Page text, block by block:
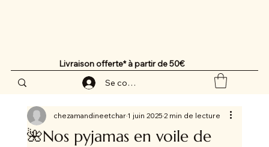
Livraison offerte* à partir de 50€
Se connecter
🌺Nos pyjamas en voile de
chezamandineetchar1 juin 20252 min de lecture